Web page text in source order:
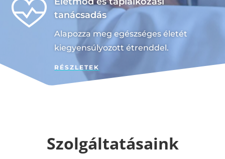
tanácsadás
Alapozza meg egészséges életét
kiegyensúlyozott étrenddel.
RÉSZLETEK
Szolgáltatásaink